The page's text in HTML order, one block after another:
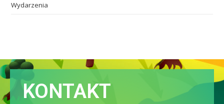
Wydarzenia
KONTAKT